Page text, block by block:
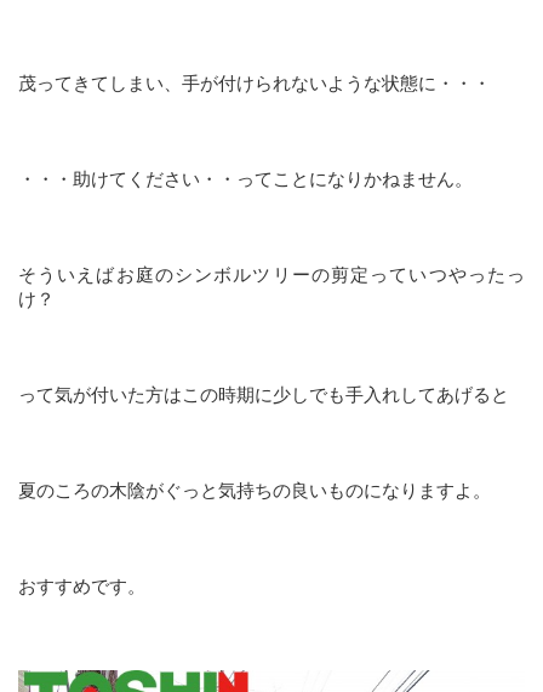
茂ってきてしまい、手が付けられないような状態に・・・
・・・助けてください・・ってことになりかねません。
そういえばお庭のシンボルツリーの剪定っていつやったっ
け？
って気が付いた方はこの時期に少しでも手入れしてあげると
夏のころの木陰がぐっと気持ちの良いものになりますよ。
おすすめです。